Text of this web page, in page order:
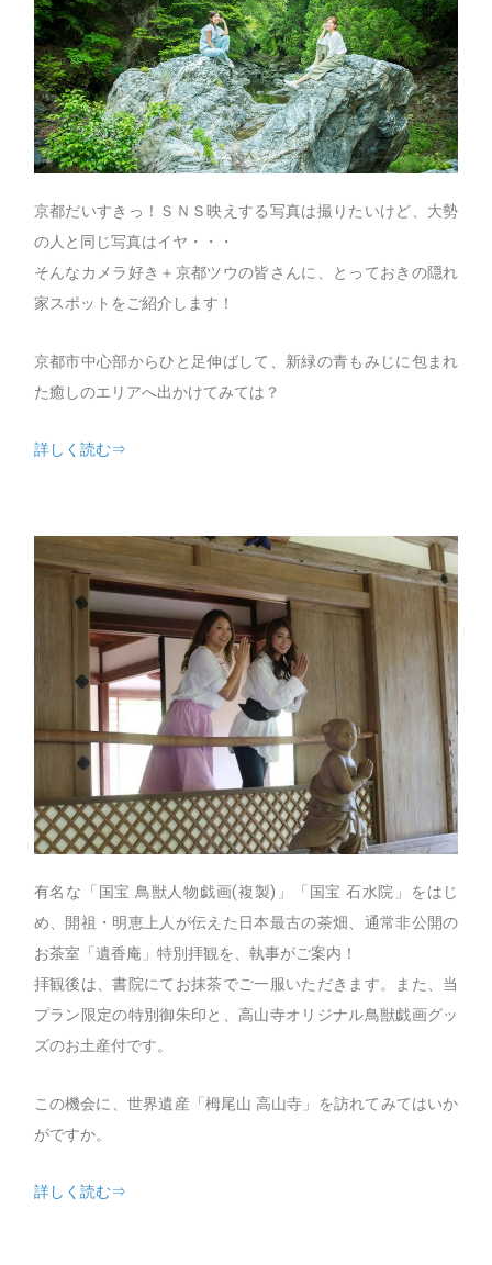
京都だいすきっ！ＳＮＳ映えする写真は撮りたいけど、大勢
の人と同じ写真はイヤ・・・
そんなカメラ好き＋京都ツウの皆さんに、とっておきの隠れ
家スポットをご紹介します！
京都市中心部からひと足伸ばして、新緑の青もみじに包まれ
た癒しのエリアへ出かけてみては？
詳しく読む⇒
有名な「国宝 鳥獣人物戯画(複製)」「国宝 石水院」をはじ
め、開祖・明恵上人が伝えた日本最古の茶畑、通常非公開の
お茶室「遺香庵」特別拝観を、執事がご案内！
拝観後は、書院にてお抹茶でご一服いただきます。また、当
プラン限定の特別御朱印と、高山寺オリジナル鳥獣戯画グッ
ズのお土産付です。
この機会に、世界遺産「栂尾山 高山寺」を訪れてみてはいか
がですか。
詳しく読む⇒